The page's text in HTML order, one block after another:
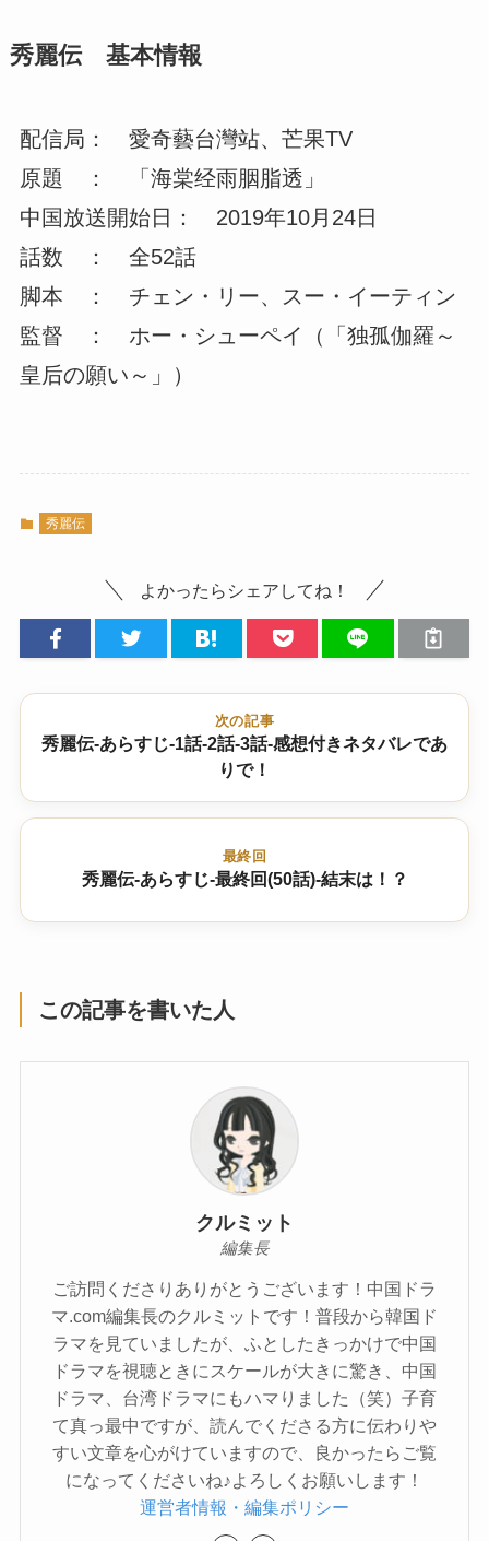
秀麗伝 基本情報
配信局： 愛奇藝台灣站、芒果TV
原題 ： 「海棠经雨胭脂透」
中国放送開始日： 2019年10月24日
話数 ： 全52話
脚本 ： チェン・リー、スー・イーティン
監督 ： ホー・シューペイ（「独孤伽羅～
皇后の願い～」）
秀麗伝
よかったらシェアしてね！
次の記事
秀麗伝-あらすじ-1話-2話-3話-感想付きネタバレであ
りで！
最終回
秀麗伝-あらすじ-最終回(50話)-結末は！？
この記事を書いた人
クルミット
編集長
ご訪問くださりありがとうございます！中国ドラ
マ.com編集長のクルミットです！普段から韓国ド
ラマを見ていましたが、ふとしたきっかけで中国
ドラマを視聴ときにスケールが大きに驚き、中国
ドラマ、台湾ドラマにもハマりました（笑）子育
て真っ最中ですが、読んでくださる方に伝わりや
すい文章を心がけていますので、良かったらご覧
になってくださいね♪よろしくお願いします！
運営者情報・編集ポリシー